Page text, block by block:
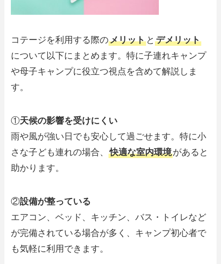
コテージを利用する際のメリット とデメリット
について以下にまとめます。特に子連れキャンプ
や母子キャンプに役立つ視点を含めて解説しま
す。
①天候の影響を受けにくい
雨や風が強い日でも安心して過ごせます。特に小
さな子ども連れの場合、快適な室内環境があると
助かります。
②設備が整っている
エアコン、ベッド、キッチン、バス・トイレなど
が完備されている場合が多く、キャンプ初心者で
も気軽に利用できます。